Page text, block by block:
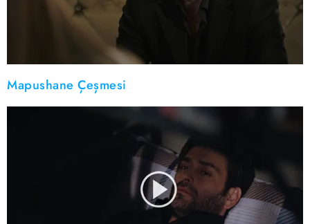
Mapushane Çeşmesi